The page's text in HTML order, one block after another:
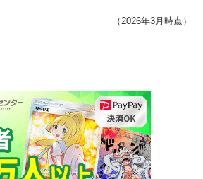
（2026年3月時点）